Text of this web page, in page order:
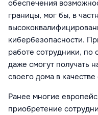
обеспечения
границы, мог бы, в
кибербезопасности.
работе сотрудники, по
даже смогут получать
своего дома в
Ранее многие
приобретение